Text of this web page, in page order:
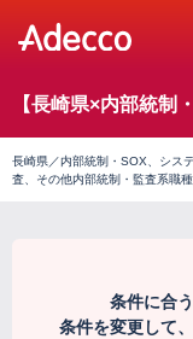
【長崎県×内部統制
長崎県／内部統制・SOX、シス
査、その他内部統制・監査系職
条件に合
条件を変更して